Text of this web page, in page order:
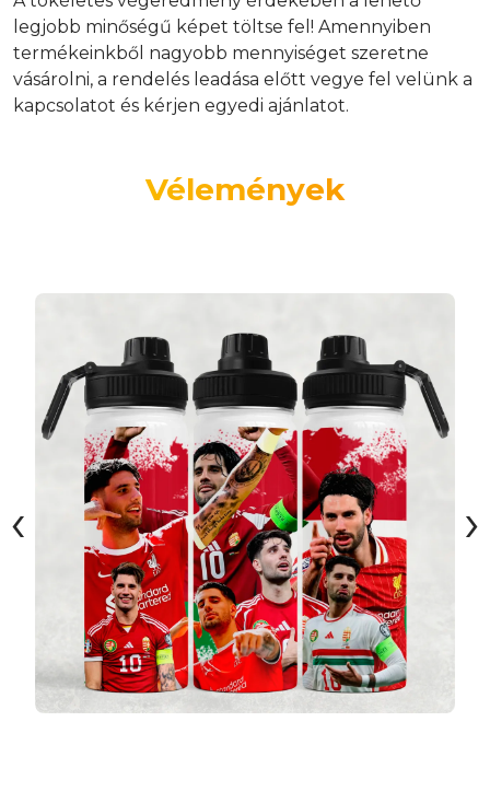
legjobb minőségű képet töltse fel! Amennyiben
termékeinkből nagyobb mennyiséget szeretne
vásárolni, a rendelés leadása előtt vegye fel velünk a
kapcsolatot és kérjen egyedi ajánlatot.
Vélemények
‹ ›